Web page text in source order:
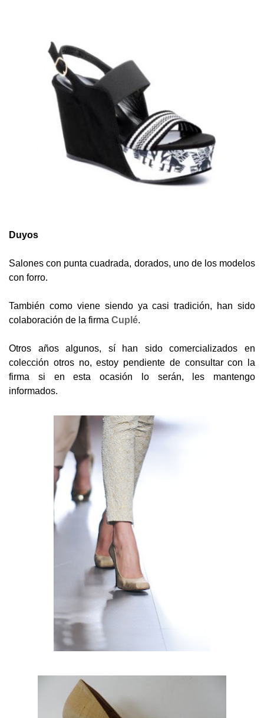
Duyos
Salones con punta cuadrada, dorados, uno de los modelos
con forro.
También como viene siendo ya casi tradición, han sido
colaboración de la firma Cuplé.
Otros años algunos, sí han sido comercializados en
colección otros no, estoy pendiente de consultar con la
firma si en esta ocasión lo serán, les mantengo
informados.